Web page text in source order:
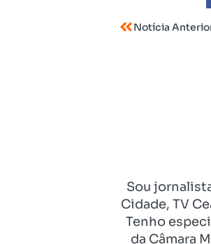
Notícia
Sou
Cidade, TV
Tenho
da Câmara